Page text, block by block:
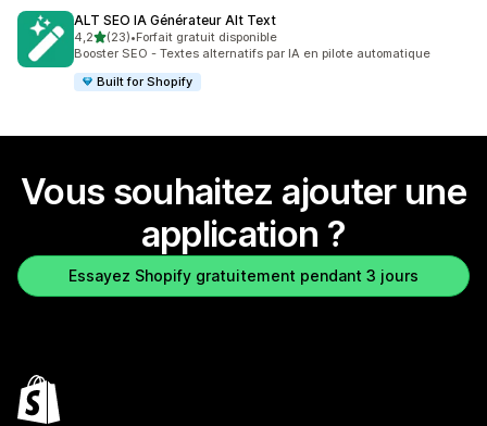
ALT SEO IA Générateur Alt Text
4,2étoile(s) sur 5
(23)
23 avis au total
•Forfait gratuit disponible
Booster SEO - Textes alternatifs par IA en pilote automatique
Built for Shopify
Vous souhaitez ajouter une
application ?
Essayez Shopify gratuitement pendant 3 jours